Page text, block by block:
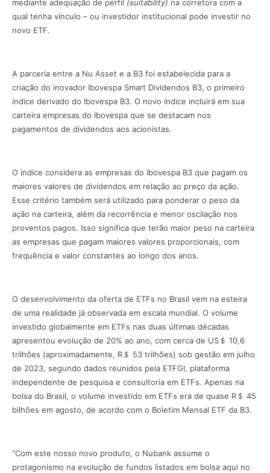
mediante adequação de perfil (suitability) na corretora com a
qual tenha vínculo – ou investidor institucional pode investir no
novo ETF.
A parceria entre a Nu Asset e a B3 foi estabelecida para a
criação do inovador Ibovespa Smart Dividendos B3, o primeiro
índice derivado do Ibovespa B3. O novo índice incluirá em sua
carteira empresas do Ibovespa que se destacam nos
pagamentos de dividendos aos acionistas.
O índice considera as empresas do Ibovespa B3 que pagam os
maiores valores de dividendos em relação ao preço da ação.
Esse critério também será utilizado para ponderar o peso da
ação na carteira, além da recorrência e menor oscilação nos
proventos pagos. Isso significa que terão maior peso na carteira
as empresas que pagam maiores valores proporcionais, com
frequência e valor constantes ao longo dos anos.
O desenvolvimento da oferta de ETFs no Brasil vem na esteira
de uma realidade já observada em escala mundial. O volume
investido globalmente em ETFs nas duas últimas décadas
apresentou evolução de 20% ao ano, com cerca de US＄ 10,6
trilhões (aproximadamente, R＄ 53 trilhões) sob gestão em julho
de 2023, segundo dados reunidos pela ETFGI, plataforma
independente de pesquisa e consultoria em ETFs. Apenas na
bolsa do Brasil, o volume investido em ETFs era de quase R＄ 45
bilhões em agosto, de acordo com o Boletim Mensal ETF da B3.
“Com este nosso novo produto, o Nubank assume o
protagonismo na evolução de fundos listados em bolsa aqui no